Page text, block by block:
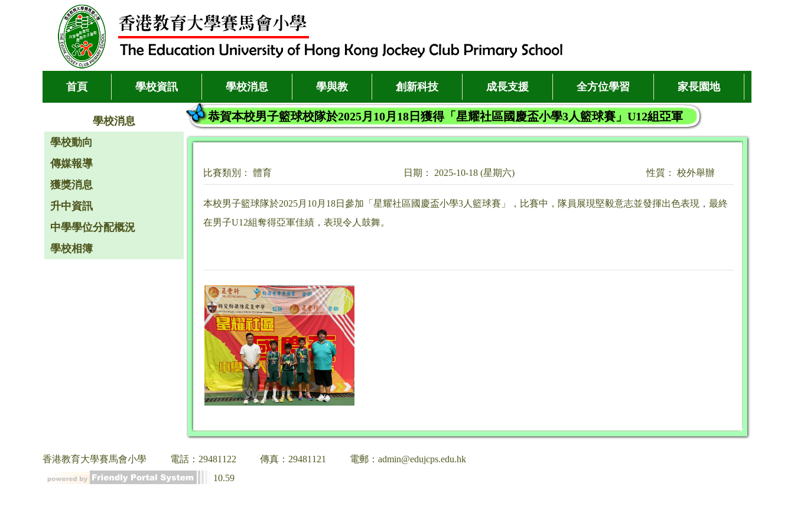
首頁 學校資訊 學校消息 學與教 創新科技 成長支援 全方位學習 家長園地
學校消息
學校動向
傳媒報導
獲獎消息
升中資訊
中學學位分配概況
學校相簿
恭賀本校男子籃球校隊於2025月10月18日獲得「星耀社區國慶盃小學3人籃球賽」U12組亞軍
比賽類別： 體育 日期： 2025-10-18 (星期六) 性質： 校外舉辦
本校男子籃球隊於2025月10月18日參加「星耀社區國慶盃小學3人籃球賽」，比賽中，隊員展現堅毅意志並發揮出色表現，最終
在男子U12組奪得亞軍佳績，表現令人鼓舞。
香港教育大學賽馬會小學 電話：29481122 傳真：29481121
電郵：admin@edujcps.edu.hk
10.59